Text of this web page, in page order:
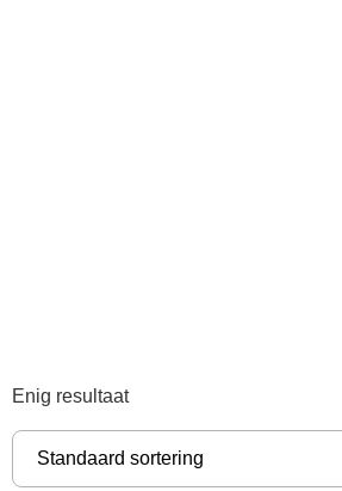
Enig resultaat